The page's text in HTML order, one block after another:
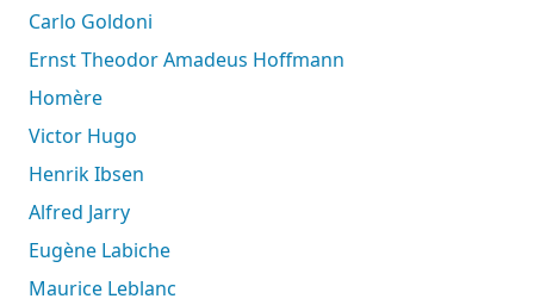
Carlo Goldoni
Ernst Theodor Amadeus Hoffmann
Homère
Victor Hugo
Henrik Ibsen
Alfred Jarry
Eugène Labiche
Maurice Leblanc